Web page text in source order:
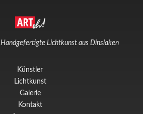
Handgefertigte Lichtkunst aus Dinslaken
Künstler
Lichtkunst
Galerie
Kontakt